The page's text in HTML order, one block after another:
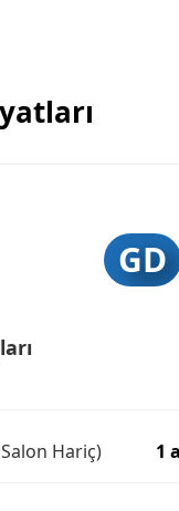
GD
Hariç) 1